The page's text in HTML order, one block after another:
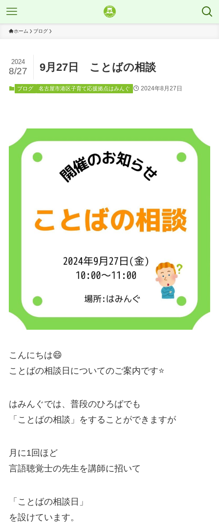
ホーム ブログ
9月27日 ことばの相談
2024
8/27
ブログ 名古屋市港区子育て応援拠点はみんぐ 2024年8月27日
こんにちは😄
ことばの相談日についてのご案内です⭐️
はみんぐでは、普段のひろばでも
「ことばの相談」をすることができますが
月に1回ほど
言語聴覚士の先生を講師に招いて
「ことばの相談日」
を設けています。